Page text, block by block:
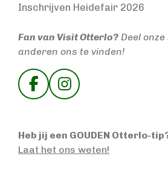
Inschrijven Heidefair 2026
Fan van Visit Otterlo? Deel
anderen ons te vinden!
F
e
b
I
t
a
Heb jij een GOUDEN Otterlo-
Laat het ons weten!